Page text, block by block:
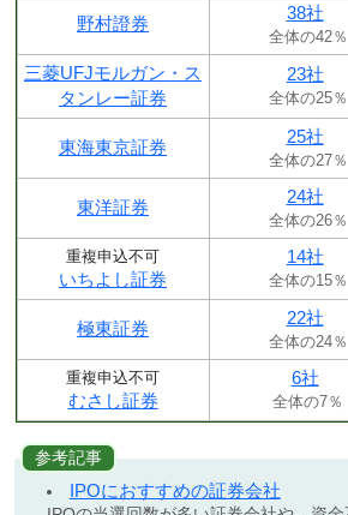
野村證券
38社
全体の42％
三菱UFJモルガン・ス
タンレー証券
23社
全体の25％
東海東京証券
25社
全体の27％
東洋証券
24社
全体の26％
重複申込不可
いちよし証券
14社
全体の15％
極東証券
22社
全体の24％
重複申込不可
むさし証券
6社
全体の7％
参考記事
IPOにおすすめの証券会社